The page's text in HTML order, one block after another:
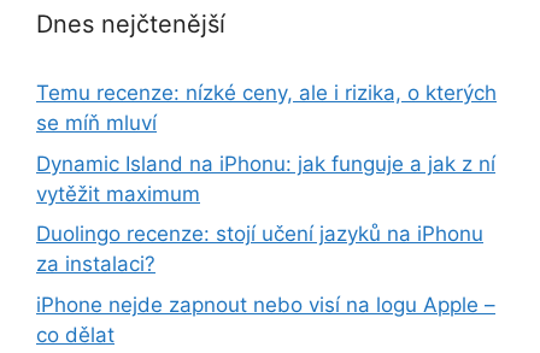
Dnes nejčtenější
Temu recenze: nízké ceny, ale i rizika, o kterých
se míň mluví
Dynamic Island na iPhonu: jak funguje a jak z ní
vytěžit maximum
Duolingo recenze: stojí učení jazyků na iPhonu
za instalaci?
iPhone nejde zapnout nebo visí na logu Apple –
co dělat